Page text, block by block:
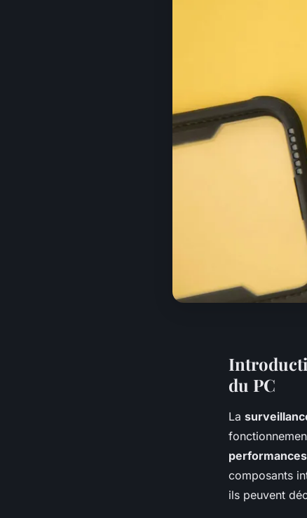
du PC
La
performances
composants
ils peuvent